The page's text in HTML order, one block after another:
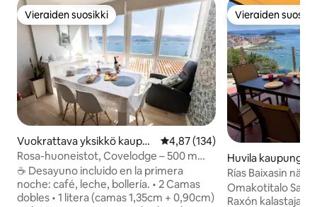
Vieraiden suosikki
Vieraiden suosikki
Vuokrattava yksikkö kaupun
gissa Samieira
Keskimääräinen arvio 4,87/5,
4,87 (134)
Rosa-huoneistot, Covelodge – 500 m
rannalta ja...
☕️ Desayuno incluido en la primera
noche: café, leche, bollería. • 2 Camas
dobles • 1 litera (camas 1,35cm + 0,90cm)
Vieraiden
Vieraiden
Huvila
Rías Baixasin
Omakotitalo
Raxón